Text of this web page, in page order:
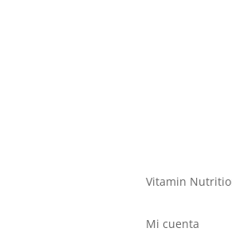
Vitamin
Mi cuenta